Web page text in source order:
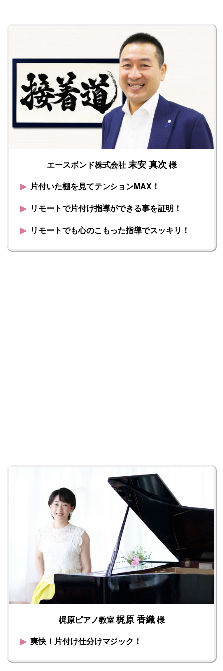
エースボンド株式会社末安 真次 様
▶︎ 片付いた棚を見てテンションMAX！
▶︎ リモートで片付け指導ができる事を証明！
▶︎ リモートでも心のこもった指導でスッキリ！
梶原ピアノ教室梶原 香織様
▶︎ 爽快！片付け仕分けマジック！